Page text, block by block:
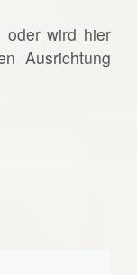
oder wird hier
Ausrichtung